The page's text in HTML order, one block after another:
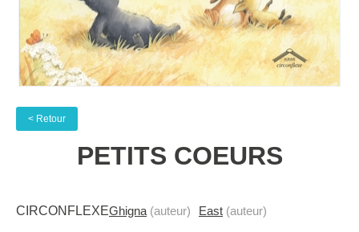
< Retour
PETITS COEURS
CIRCONFLEXEGhigna (auteur) East (auteur)